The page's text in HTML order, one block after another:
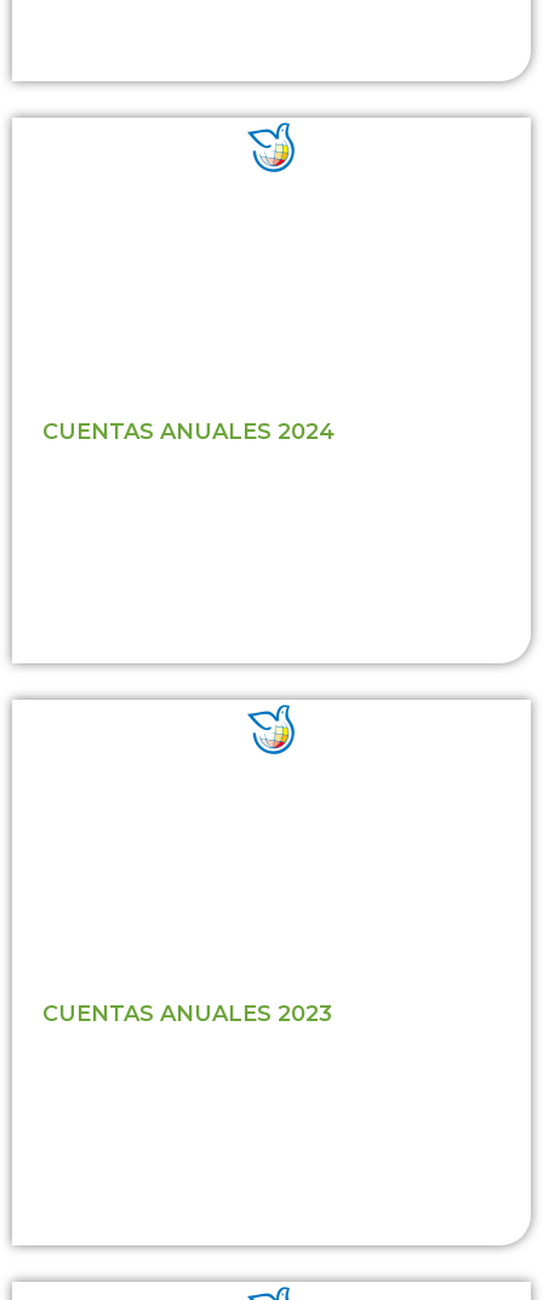
CUENTAS ANUALES 2024
CUENTAS ANUALES 2023